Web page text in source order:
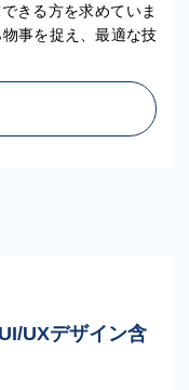
きる方を求めていま
事を捉え、最適な技
UXデザイン含